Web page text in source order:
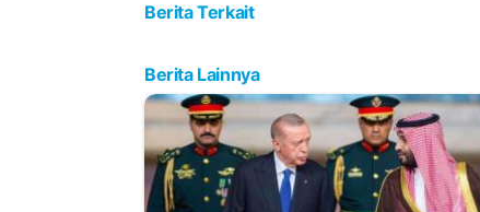
Berita Terkait
Berita Lainnya